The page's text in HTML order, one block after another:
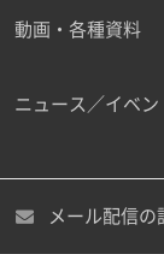
職種
動画・各種資料
ニュース／イベン
メール配信の